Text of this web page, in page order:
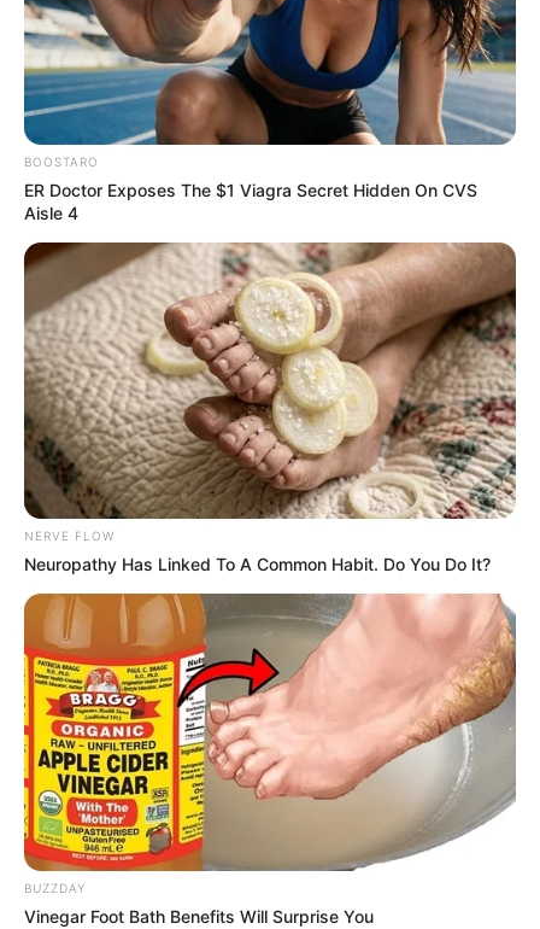
BOOSTARO
ER Doctor Exposes The $1 Viagra Secret Hidden On CVS
Aisle 4
NERVE FLOW
Neuropathy Has Linked To A Common Habit. Do You Do It?
BUZZDAY
Vinegar Foot Bath Benefits Will Surprise You